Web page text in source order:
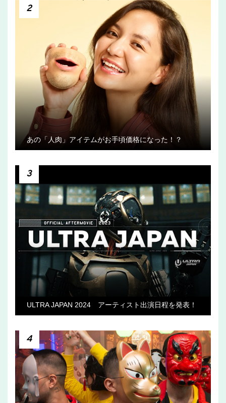
2
あの「人肉」アイテムがお手頃価格になった！？
3
ULTRA JAPAN 2024 アーティスト出演日程を発表！
4